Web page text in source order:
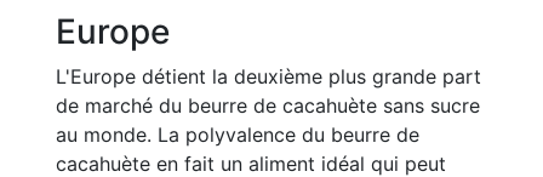
Europe
L'Europe détient la deuxième plus grande part
de marché du beurre de cacahuète sans sucre
au monde. La polyvalence du beurre de
cacahuète en fait un aliment idéal qui peut